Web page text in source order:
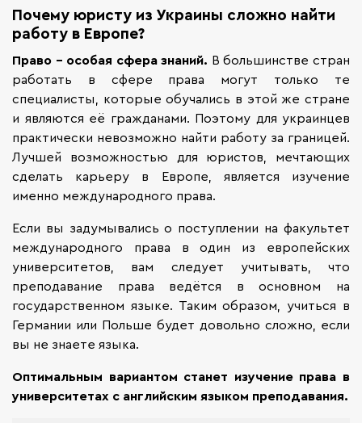
Почему юристу из Украины сложно найти
работу в Европе?
Право - особая сфера знаний. В большинстве стран
работать в сфере права могут только те
специалисты, которые обучались в этой же стране
и являются её гражданами. Поэтому для украинцев
практически невозможно найти работу за границей.
Лучшей возможностью для юристов, мечтающих
сделать карьеру в Европе, является изучение
именно международного права.
Если вы задумывались о поступлении на факультет
международного права в один из европейских
университетов, вам следует учитывать, что
преподавание права ведётся в основном на
государственном языке. Таким образом, учиться в
Германии или Польше будет довольно сложно, если
вы не знаете языка.
Оптимальным вариантом станет изучение права в
университетах с английским языком преподавания.